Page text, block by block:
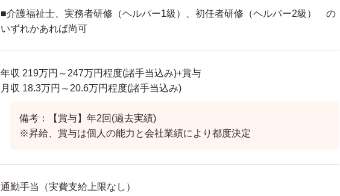
■介護福祉士、実務者研修（ヘルパー1級）、初任者研修（ヘルパー2級） の
いずれかあれば尚可
年収 219万円～247万円程度(諸手当込み)+賞与
月収 18.3万円～20.6万円程度(諸手当込み)
備考：【賞与】年2回(過去実績)
※昇給、賞与は個人の能力と会社業績により都度決定
通勤手当（実費支給上限なし）